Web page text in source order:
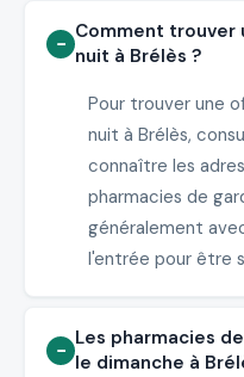
Comment trouver
nuit à Brélès ?
Pour trouver une
nuit à Brélès,
connaître les
pharmacies de
généralement
l'entrée pour être
Les pharmacies
le dimanche à